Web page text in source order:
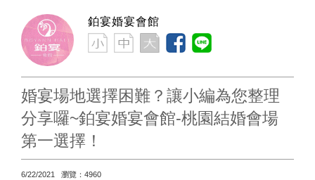
鉑宴婚宴會館
婚宴場地選擇困難？讓小編為您整理
分享囉~鉑宴婚宴會館-桃園結婚會場
第一選擇！
6/22/2021 瀏覽：4960